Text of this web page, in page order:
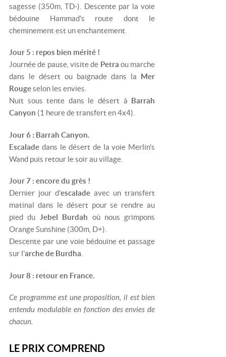
sagesse (350m, TD-). Descente par la voie
bédouine Hammad's route dont le
cheminement est un enchantement.
Jour 5 : repos bien mérité !
Journée de pause, visite de Petra ou marche
dans le désert ou baignade dans la Mer
Rougeselon les envies.
Nuit sous tente dans le désert à Barrah
Canyon (1 heure de transfert en 4x4).
Jour 6 : Barrah Canyon.
Escalade dans le désert de la voie Merlin's
Wand puis retour le soir au village.
Jour 7 : encore du grès !
Dernier jour d'escaladeavec un transfert
matinal dans le désert pour se rendre au
pied du
Jebel Burdah où nous grimpons
Orange Sunshine (300m, D+).
Descente par une voie bédouine et passage
sur l'arche de Burdha
Jour 8 : retour en France.
Ce programme est une proposition, il est bien
entendu modulable en fonction des envies de
chacun.
LE PRIX COMPREND